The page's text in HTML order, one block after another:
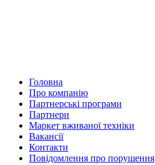
Головна
Про компанію
Партнерські програми
Партнери
Маркет вживаної техніки
Вакансії
Контакти
Повідомлення про порушення